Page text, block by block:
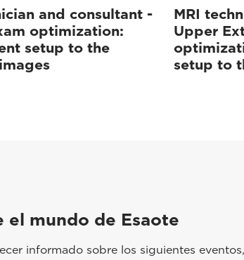
and consultant -
optimization:
setup to the
MRI
Upper
setup to
el mundo de Esaote
informado sobre los siguientes